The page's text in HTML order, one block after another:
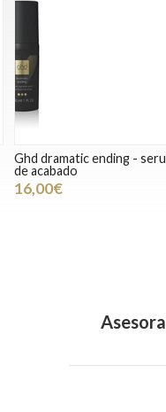
- serum
Ghd rehab
avanzado